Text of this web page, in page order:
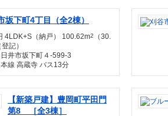
坂下町4丁目（全2棟）
4LDK+S（納戸） 100.62m2
（30.
記）
井市坂下町４-599-3
本線 高蔵寺 バス13分
【新築戸建】豊岡町平田門
第8 ［全3棟］